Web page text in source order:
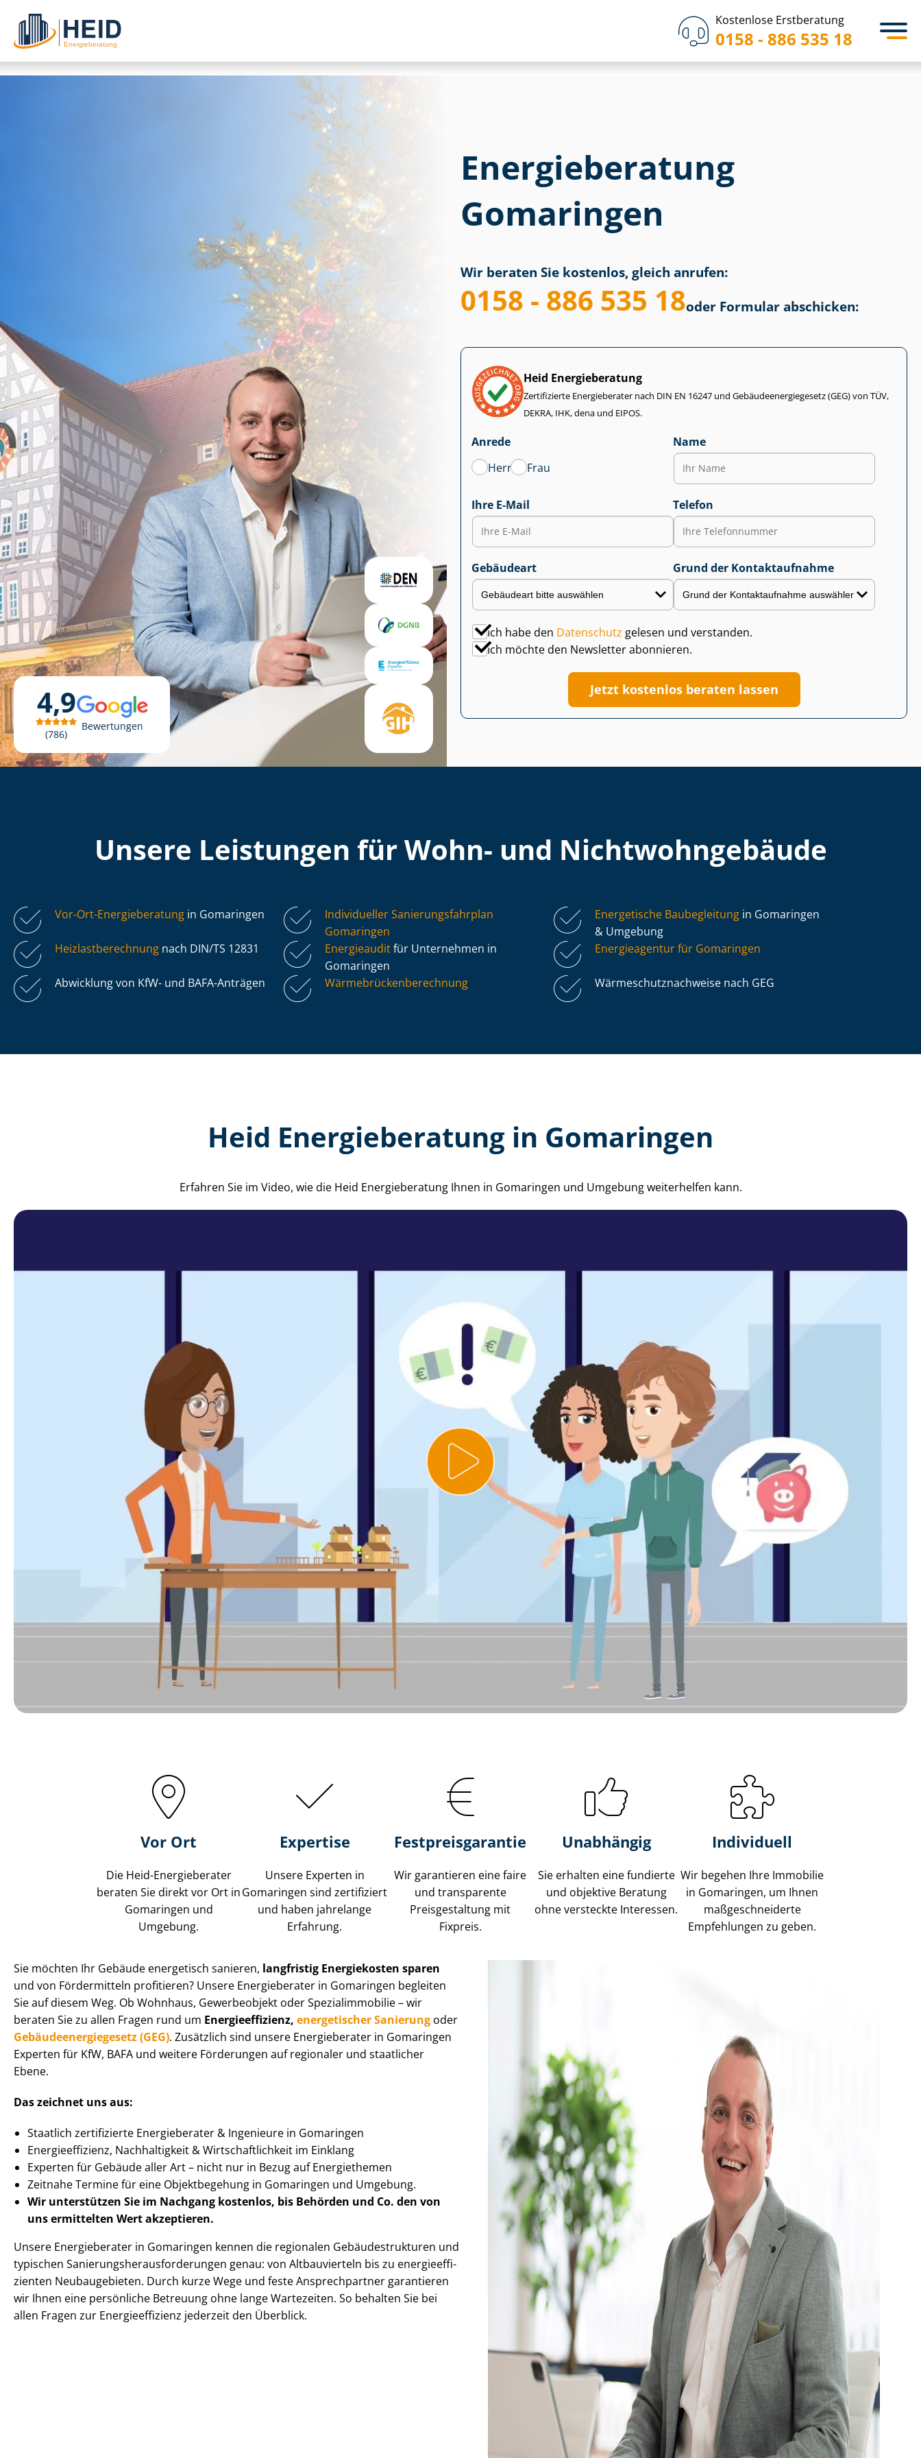
Kostenlose Erstberatung
0158 - 886 535 18
4,9
786
Bewertungen
Energieberatung
Gomaringen
Wir beraten Sie kostenlos, gleich anrufen:
0158 - 886 535 18oder Formular abschicken:
Heid Energieberatung
Zertifizierte Energieberater nach DIN EN 16247 und Ge­bäu­de­en­er­gie­ge­setz (GEG) von TÜV,
DEKRA, IHK, dena und EIPOS.
Anrede
Herr
Frau
Name
Ihre E-Mail Telefon
Gebäudeart Grund der Kontaktaufnahme
Ich habe den Datenschutz gelesen und verstanden.
Ich möchte den Newsletter abonnieren.
Jetzt kostenlos beraten lassen
Unsere Leistungen für Wohn- und Nicht­wohn­ge­bäu­de
Vor-Ort-Energieberatung in Gomaringen
Individueller Sa­nie­rungs­fahr­plan
Gomaringen
Energetische Baubegleitung in Gomaringen
& Umgebung
Heiz­last­be­rech­nung nach DIN/TS 12831 Energieauditfür Unternehmen in
Gomaringen
Energieagentur für Gomaringen
Abwicklung von KfW- und BAFA-Anträgen Wär­me­brü­cken­be­rech­nung Wär­me­schutz­nach­wei­se nach GEG
Heid Energieberatung in Gomaringen
Erfahren Sie im Video, wie die Heid Energieberatung Ihnen in Gomaringen und Umgebung weiterhelfen kann.
Vor Ort
Die Heid-Energieberater
beraten Sie direkt vor Ort in
Gomaringen und
Umgebung.
Expertise
Unsere Experten in
Gomaringen sind zertifiziert
und haben jahrelange
Erfahrung.
Fest­preis­ga­ran­tie
Wir garantieren eine faire
und transparente
Preisgestaltung mit
Fixpreis.
Unabhängig
Sie erhalten eine fundierte
und objektive Beratung
ohne versteckte Interessen.
Individuell
Wir begehen Ihre Immobilie
in Gomaringen, um Ihnen
maß­ge­schnei­der­te
Empfehlungen zu geben.
Sie möchten Ihr Gebäude energetisch sanieren, langfristig Energiekosten sparen
und von Fördermitteln profitieren? Unsere Energieberater in Gomaringen begleiten
Sie auf diesem Weg. Ob Wohnhaus, Gewerbeobjekt oder Spe­zi­al­im­mo­bi­lie – wir
beraten Sie zu allen Fragen rund um En­er­gie­ef­fi­zi­enz, energetischer Sanierung oder
Ge­bäu­de­en­er­gie­ge­setz (GEG). Zusätzlich sind unsere Energieberater in Gomaringen
Experten für KfW, BAFA und weitere Förderungen auf regionaler und staatlicher
Ebene.
Das zeichnet uns aus:
Staatlich zertifizierte Energieberater & Ingenieure in Gomaringen
En­er­gie­ef­fi­zi­enz, Nachhaltigkeit & Wirt­schaft­lich­keit im Einklang
Experten für Gebäude aller Art – nicht nur in Bezug auf Energiethemen
Zeitnahe Termine für eine Objektbegehung in Gomaringen und Umgebung.
Wir unterstützen Sie im Nachgang kostenlos, bis Behörden und Co. den von
uns ermittelten Wert akzeptieren.
Unsere Energieberater in Gomaringen kennen die regionalen Ge­bäu­de­struk­tu­ren und
typischen Sa­nie­rungs­her­aus­for­de­run­gen genau: von Altbauvierteln bis zu en­er­gie­ef­fi­
zi­en­ten Neubaugebieten. Durch kurze Wege und feste Ansprechpartner garantieren
wir Ihnen eine persönliche Betreuung ohne lange Wartezeiten. So behalten Sie bei
allen Fragen zur En­er­gie­ef­fi­zi­enz jederzeit den Überblick.